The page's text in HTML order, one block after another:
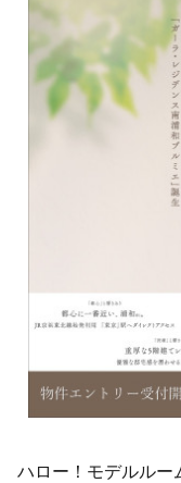
ハロー！モデルルー